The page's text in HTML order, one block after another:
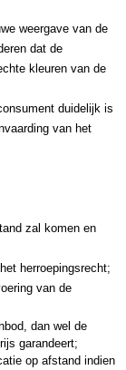
weergave van de
dat de
kleuren van de
duidelijk is
van het
zal komen en
herroepingsrecht;
van de
dan wel de
garandeert;
op afstand indien